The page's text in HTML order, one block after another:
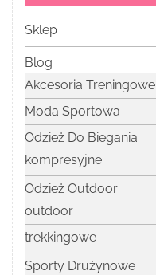
Sklep
Blog
Akcesoria Treningowe
Moda Sportowa
Odzież Do Biegania
kompresyjne
Odzież Outdoor
outdoor
trekkingowe
Sporty Drużynowe